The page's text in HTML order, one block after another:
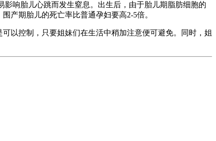
响胎儿心跳而发生窒息。出生后，由于胎儿期脂肪细胞的
产期胎儿的死亡率比普通孕妇要高2-5倍。
以控制，只要姐妹们在生活中稍加注意便可避免。同时，姐